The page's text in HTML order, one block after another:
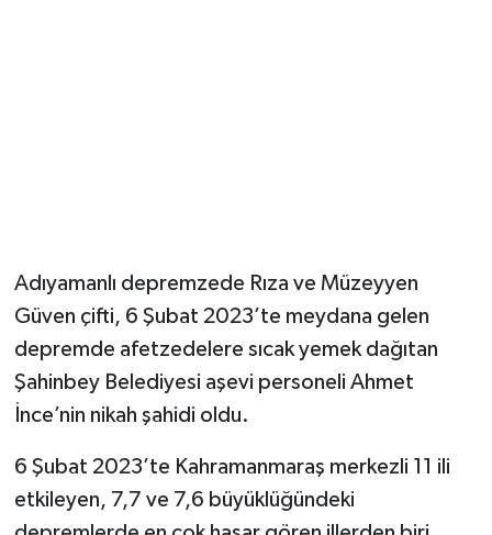
Adıyamanlı depremzede Rıza ve Müzeyyen
Güven çifti, 6 Şubat 2023’te meydana gelen
depremde afetzedelere sıcak yemek dağıtan
Şahinbey Belediyesi aşevi personeli Ahmet
İnce’nin nikah şahidi oldu.
6 Şubat 2023’te Kahramanmaraş merkezli 11 ili
etkileyen, 7,7 ve 7,6 büyüklüğündeki